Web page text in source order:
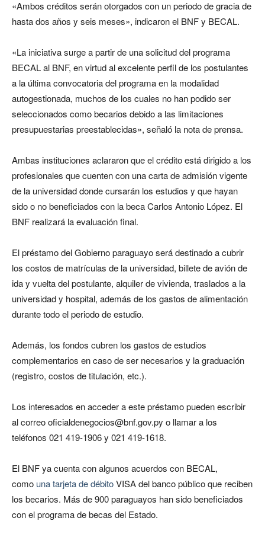
«Ambos créditos serán otorgados con un periodo de gracia de
hasta dos años y seis meses», indicaron el BNF y BECAL.
«La iniciativa surge a partir de una solicitud del programa
BECAL al BNF, en virtud al excelente perfil de los postulantes
a la última convocatoria del programa en la modalidad
autogestionada, muchos de los cuales no han podido ser
seleccionados como becarios debido a las limitaciones
presupuestarias preestablecidas», señaló la nota de prensa.
Ambas instituciones aclararon que el crédito está dirigido a los
profesionales que cuenten con una carta de admisión vigente
de la universidad donde cursarán los estudios y que hayan
sido o no beneficiados con la beca Carlos Antonio López. El
BNF realizará la evaluación final.
El préstamo del Gobierno paraguayo será destinado a cubrir
los costos de matrículas de la universidad, billete de avión de
ida y vuelta del postulante, alquiler de vivienda, traslados a la
universidad y hospital, además de los gastos de alimentación
durante todo el periodo de estudio.
Además, los fondos cubren los gastos de estudios
complementarios en caso de ser necesarios y la graduación
(registro, costos de titulación, etc.).
Los interesados en acceder a este préstamo pueden escribir
al correo oficialdenegocios@bnf.gov.py o llamar a los
teléfonos 021 419-1906 y 021 419-1618.
El BNF ya cuenta con algunos acuerdos con BECAL,
como una tarjeta de débitoVISA del banco público que reciben
los becarios. Más de 900 paraguayos han sido beneficiados
con el programa de becas del Estado.